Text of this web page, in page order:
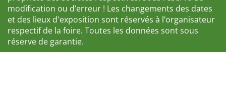
modification ou d’erreur ! Les changements des dates
et des lieux d'exposition sont réservés à l’organisateur
respectif de la foire. Toutes les données sont sous
réserve de garantie.